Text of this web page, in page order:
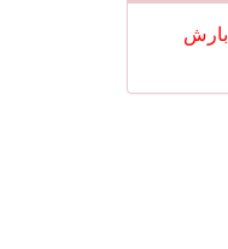
بارش